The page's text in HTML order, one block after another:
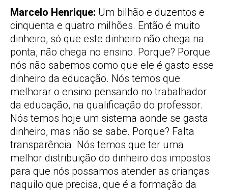
Marcelo Henrique: Um bilhão e duzentos e
cinquenta e quatro milhões. Então é muito
dinheiro, só que este dinheiro não chega na
ponta, não chega no ensino. Porque? Porque
nós não sabemos como que ele é gasto esse
dinheiro da educação. Nós temos que
melhorar o ensino pensando no trabalhador
da educação, na qualificação do professor.
Nós temos hoje um sistema aonde se gasta
dinheiro, mas não se sabe. Porque? Falta
transparência. Nós temos que ter uma
melhor distribuição do dinheiro dos impostos
para que nós possamos atender as crianças
naquilo que precisa, que é a formação da